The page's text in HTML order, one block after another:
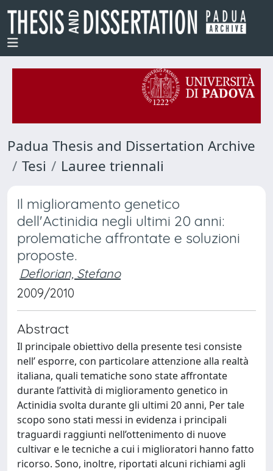
Padua Thesis and Dissertation Archive
Tesi
Lauree triennali
Il miglioramento genetico
dell'Actinidia negli ultimi 20 anni:
prolematiche affrontate e soluzioni
proposte.
Deflorian, Stefano
2009/2010
Abstract
Il principale obiettivo della presente tesi consiste
nell’ esporre, con particolare attenzione alla realtà
italiana, quali tematiche sono state affrontate
durante l’attività di miglioramento genetico in
Actinidia svolta durante gli ultimi 20 anni, Per tale
scopo sono stati messi in evidenza i principali
traguardi raggiunti nell’ottenimento di nuove
cultivar e le tecniche a cui i miglioratori hanno fatto
ricorso. Sono, inoltre, riportati alcuni richiami agli